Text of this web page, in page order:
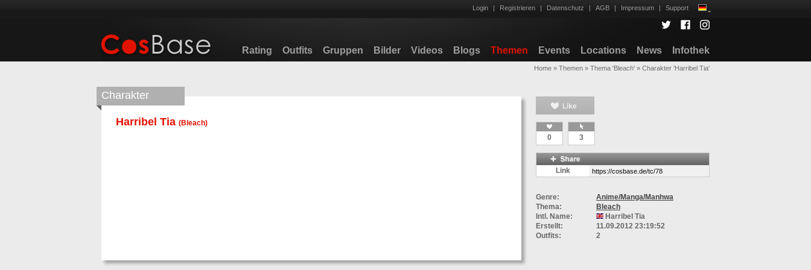
Login | Registrieren | Datenschutz | AGB | Impressum | Support
Rating Outfits Gruppen Bilder Videos Blogs Themen Events Locations News Infothek
Home » Themen » Thema 'Bleach' » Charakter 'Harribel Tia'
0 3
Link
Genre:
Anime/Manga/Manhwa
Thema:
Bleach
Intl. Name:
Harribel Tia
Erstellt:
11.09.2012 23:19:52
Outfits:
2
Charakter
Harribel Tia (Bleach)